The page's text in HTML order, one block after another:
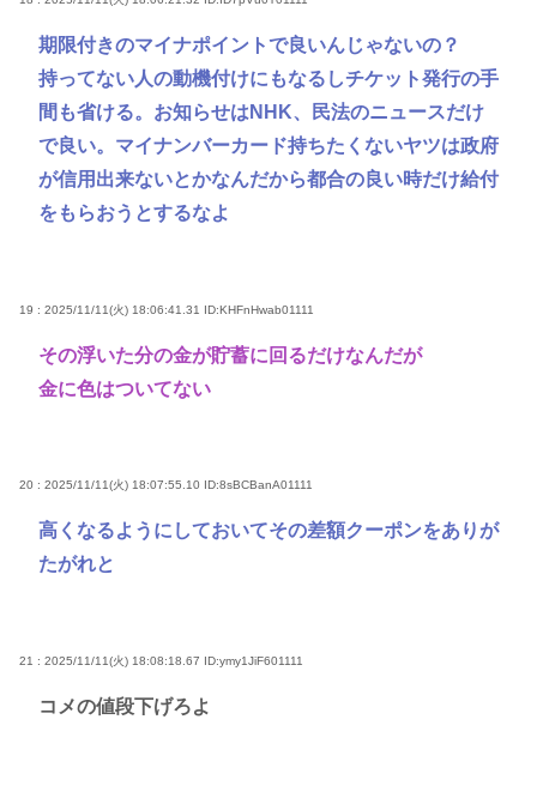
期限付きのマイナポイントで良いんじゃないの？
持ってない人の動機付けにもなるしチケット発行の手
間も省ける。お知らせはNHK、民法のニュースだけ
で良い。マイナンバーカード持ちたくないヤツは政府
が信用出来ないとかなんだから都合の良い時だけ給付
をもらおうとするなよ
19 : 2025/11/11(火) 18:06:41.31 ID:KHFnHwab01111
その浮いた分の金が貯蓄に回るだけなんだが
金に色はついてない
20 : 2025/11/11(火) 18:07:55.10 ID:8sBCBanA01111
高くなるようにしておいてその差額クーポンをありが
たがれと
21 : 2025/11/11(火) 18:08:18.67 ID:ymy1JiF601111
コメの値段下げろよ